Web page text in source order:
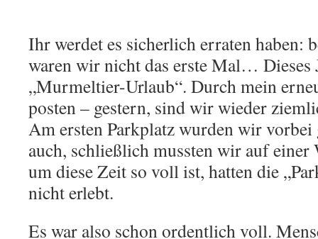
Ihr werdet es sicherlich erraten haben:
waren wir nicht das erste Mal… Dieses
„Murmeltier-Urlaub“. Durch mein
posten – gestern, sind wir wieder
Am ersten Parkplatz wurden wir vorbei
auch, schließlich mussten wir auf einer
um diese Zeit so voll ist, hatten die
nicht erlebt.
Es war also schon ordentlich voll.